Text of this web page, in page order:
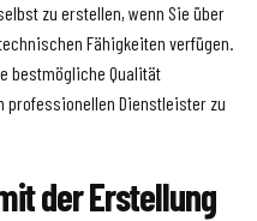
zu erstellen, wenn Sie über
Fähigkeiten verfügen.
bestmögliche Qualität
professionellen Dienstleister zu
der Erstellung